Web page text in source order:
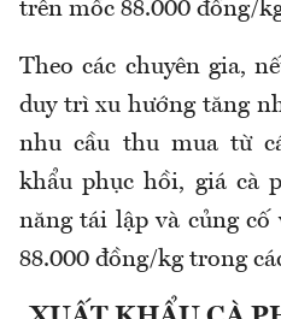
trên mốc 88.000 đồng/
Theo các chuyên gia,
duy trì xu hướng tăng
nhu cầu thu mua từ
khẩu phục hồi, giá cà
năng tái lập và củng cố
88.000 đồng/kg trong